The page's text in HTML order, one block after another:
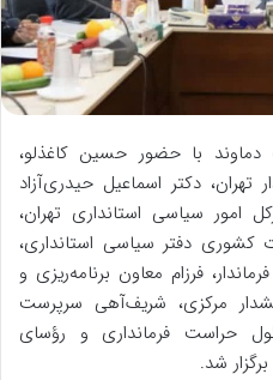
با حضور حسین کاغذلو،
دکتر اسماعیل حیدری‌آزاد
امور سیاسی استانداری تهران،
کشوری دفتر سیاسی استانداری،
فرزام معاون برنامه‌ریزی و
مرکزی، شریف‌آهی سرپرست
حراست فرمانداری و رؤسای
شد.